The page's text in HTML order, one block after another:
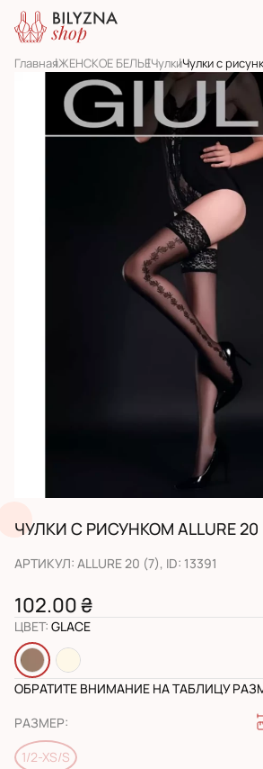
ГлавнаяЖЕНСКОЕ БЕЛЬЕЧулкиЧулки с
ЧУЛКИ С РИСУНКОМ ALLURE 20
АРТИКУЛ: ALLURE 20 (7), ID: 13391
102.00 ₴
ЦВЕТ: GLACE
ОБРАТИТЕ ВНИМАНИЕ НА ТАБЛИЦУ
РАЗМЕР:
1/2-XS/S